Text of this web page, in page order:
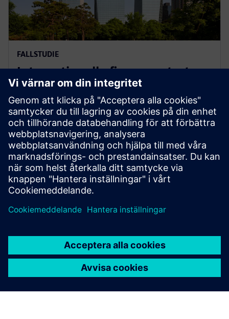
FALLSTUDIE
Internationella finanscentret
Seoul
IFC Seoul, Sydkoreas landmärke för blandad
användning, samarbetar med Siemens för att
optimera byggnadsprestanda, minska utsläppen och
påskynda sina hållbarhetsmål.